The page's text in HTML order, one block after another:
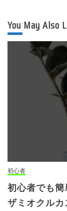
You May Also
初心者
初心者でも
ザミオクルカ